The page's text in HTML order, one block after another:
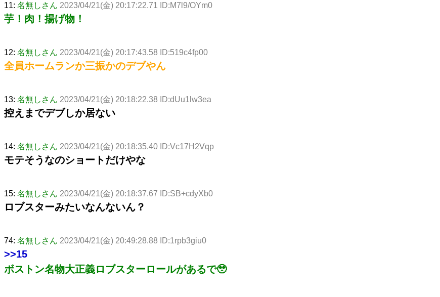
11: 名無しさん 2023/04/21(金) 20:17:22.71 ID:M7l9/OYm0
芋！肉！揚げ物！
12: 名無しさん 2023/04/21(金) 20:17:43.58 ID:519c4fp00
全員ホームランか三振かのデブやん
13: 名無しさん 2023/04/21(金) 20:18:22.38 ID:dUu1lw3ea
控えまでデブしか居ない
14: 名無しさん 2023/04/21(金) 20:18:35.40 ID:Vc17H2Vqp
モテそうなのショートだけやな
15: 名無しさん 2023/04/21(金) 20:18:37.67 ID:SB+cdyXb0
ロブスターみたいなんないん？
74: 名無しさん 2023/04/21(金) 20:49:28.88 ID:1rpb3giu0
>>15
ボストン名物大正義ロブスターロールがあるで🥹